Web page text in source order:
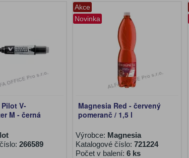
V-
M - černá
266589
Akce
Novinka
Magnesia Red - červený
pomeranč / 1,5 l
Výrobce: Magnesia
Katalogové číslo: 721224
Počet v balení: 6 ks